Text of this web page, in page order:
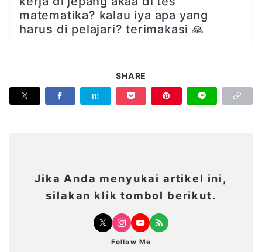
matematika? kalau iya apa yang
harus di pelajari? terimakasi 🙏
SHARE
Jika Anda menyukai artikel ini,
silakan klik tombol berikut.
Follow Me